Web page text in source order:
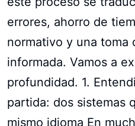
errores, ahorro de
normativo y una toma
informada. Vamos a
profundidad. 1.
partida: dos sistemas
mismo idioma En